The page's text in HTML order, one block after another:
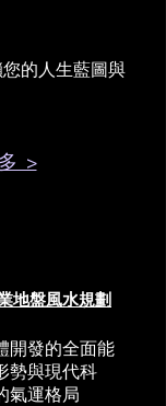
的人生藍圖與
>
地盤風水規劃
開發的全面能
勢與現代科
氣運格局